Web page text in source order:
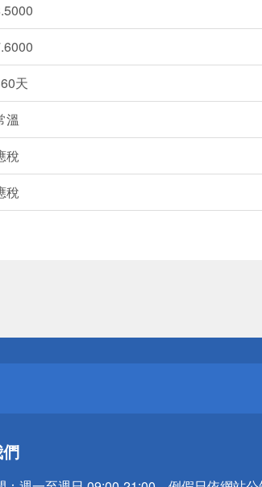
天
溫
稅
稅